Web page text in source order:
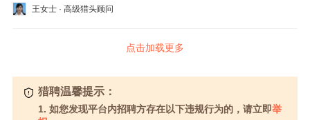
王女士 · 高级猎头顾问
点击加载更多
猎聘温馨提示：
1. 如您发现平台内招聘方存在以下违规行为的，请立即举